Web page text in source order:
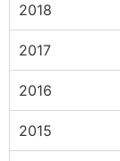
2018
2017
2016
2015